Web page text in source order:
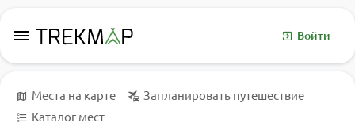
menu Войти
Места на карте
Запланировать путешествие
Каталог мест